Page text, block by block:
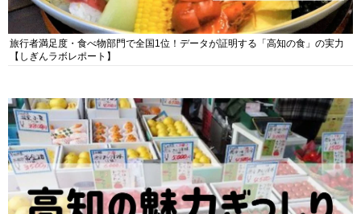
旅行者満足度・食べ物部門で全国1位！データが証明する「高知の食」の実力
【しぎんラボレポート】